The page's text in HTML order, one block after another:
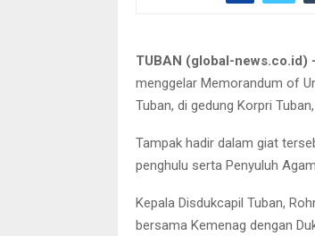
TUBAN (global-news.co.id)
menggelar Memorandum of
Tuban, di gedung Korpri
Tampak hadir dalam giat
penghulu serta Penyuluh
Kepala Disdukcapil Tuban,
bersama Kemenag dengan